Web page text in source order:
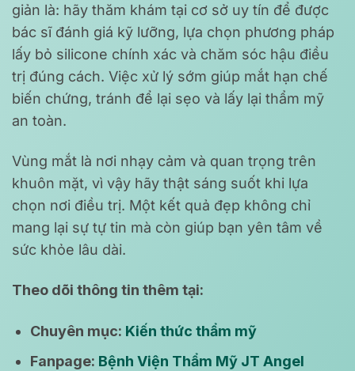
giản là: hãy thăm khám tại cơ sở uy tín để được
bác sĩ đánh giá kỹ lưỡng, lựa chọn phương pháp
lấy bỏ silicone chính xác và chăm sóc hậu điều
trị đúng cách. Việc xử lý sớm giúp mắt hạn chế
biến chứng, tránh để lại sẹo và lấy lại thẩm mỹ
an toàn.
Vùng mắt là nơi nhạy cảm và quan trọng trên
khuôn mặt, vì vậy hãy thật sáng suốt khi lựa
chọn nơi điều trị. Một kết quả đẹp không chỉ
mang lại sự tự tin mà còn giúp bạn yên tâm về
sức khỏe lâu dài.
Theo dõi thông tin thêm tại:
Chuyên mục: Kiến thức thẩm mỹ
Fanpage: Bệnh Viện Thẩm Mỹ JT Angel